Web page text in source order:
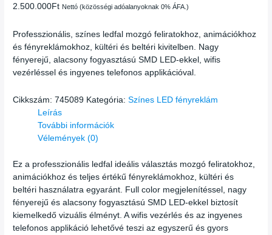
2.500.000Ft Nettó (közösségi adóalanyoknak 0% ÁFA.)
Professzionális, színes ledfal mozgó feliratokhoz, animációkhoz
és fényreklámokhoz, kültéri és beltéri kivitelben. Nagy
fényerejű, alacsony fogyasztású SMD LED-ekkel, wifis
vezérléssel és ingyenes telefonos applikációval.
Cikkszám:745089 Kategória:Színes LED fényreklám
Leírás
További információk
Vélemények (0)
Ez a professzionális ledfal ideális választás mozgó feliratokhoz,
animációkhoz és teljes értékű fényreklámokhoz, kültéri és
beltéri használatra egyaránt. Full color megjelenítéssel, nagy
fényerejű és alacsony fogyasztású SMD LED-ekkel biztosít
kiemelkedő vizuális élményt. A wifis vezérlés és az ingyenes
telefonos applikáció lehetővé teszi az egyszerű és gyors